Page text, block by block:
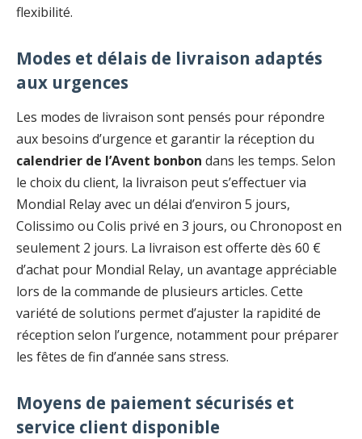
flexibilité.
Modes et délais de livraison adaptés
aux urgences
Les modes de livraison sont pensés pour répondre
aux besoins d’urgence et garantir la réception du
calendrier de l’Avent bonbon dans les temps. Selon
le choix du client, la livraison peut s’effectuer via
Mondial Relay avec un délai d’environ 5 jours,
Colissimo ou Colis privé en 3 jours, ou Chronopost en
seulement 2 jours. La livraison est offerte dès 60 €
d’achat pour Mondial Relay, un avantage appréciable
lors de la commande de plusieurs articles. Cette
variété de solutions permet d’ajuster la rapidité de
réception selon l’urgence, notamment pour préparer
les fêtes de fin d’année sans stress.
Moyens de paiement sécurisés et
service client disponible